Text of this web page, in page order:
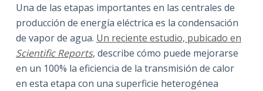
Una de las etapas importantes en las centrales de
producción de energía eléctrica es la condensación
de vapor de agua. Un reciente estudio, pubicado en
Scientific Reports, describe cómo puede mejorarse
en un 100% la eficiencia de la transmisión de calor
en esta etapa con una superficie heterogénea